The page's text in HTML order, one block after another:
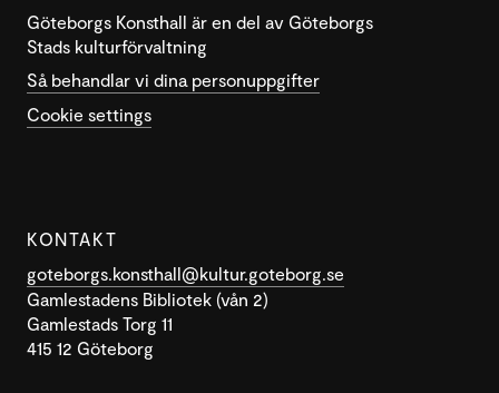
Göteborgs Konsthall är en del av Göteborgs
Stads kulturförvaltning
Så behandlar vi dina personuppgifter
Cookie settings
KONTAKT
goteborgs.konsthall@kultur.goteborg.se
Gamlestadens Bibliotek (vån 2)
Gamlestads Torg 11
415 12 Göteborg